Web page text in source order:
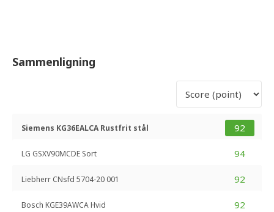
Sammenligning
92
Siemens KG36EALCA Rustfrit stål
94
LG GSXV90MCDE Sort
92
Liebherr CNsfd 5704-20 001
92
Bosch KGE39AWCA Hvid